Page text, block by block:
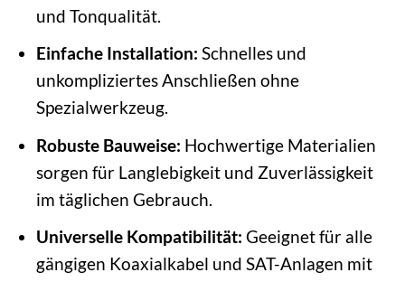
und Tonqualität.
Einfache Installation: Schnelles und
unkompliziertes Anschließen ohne
Spezialwerkzeug.
Robuste Bauweise: Hochwertige Materialien
sorgen für Langlebigkeit und Zuverlässigkeit
im täglichen Gebrauch.
Universelle Kompatibilität: Geeignet für alle
gängigen Koaxialkabel und SAT-Anlagen mit